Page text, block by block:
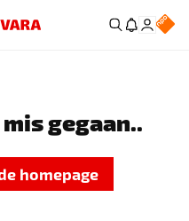
gegaan..
homepage